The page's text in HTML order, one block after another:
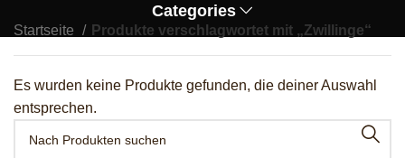
Categories
Startseite Produkte verschlagwortet mit „Zwillinge“
Es wurden keine Produkte gefunden, die deiner Auswahl
entsprechen.